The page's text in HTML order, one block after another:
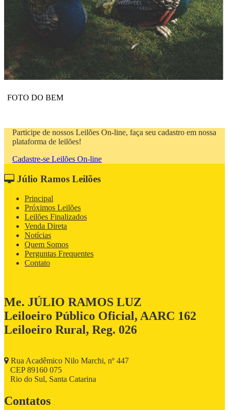
FOTO DO BEM
Participe de nossos Leilões On-line, faça seu cadastro em nossa
plataforma de leilões!
Cadastre-se Leilões On-line
Júlio Ramos Leilões
Principal
Próximos Leilões
Leilões Finalizados
Venda Direta
Notícias
Quem Somos
Perguntas Frequentes
Contato
Me. JÚLIO RAMOS LUZ
Leiloeiro Público Oficial, AARC 162
Leiloeiro Rural, Reg. 026
Rua Acadêmico Nilo Marchi, nº 447
CEP 89160 075
Rio do Sul, Santa Catarina
Contatos